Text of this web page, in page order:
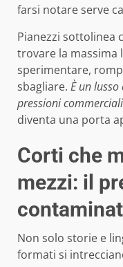
farsi notare serve
Pianezzi sottolinea
trovare la massima
sperimentare,
sbagliare. È un
pressioni
diventa una porta
Corti che
mezzi: il
Non solo storie e
formati si